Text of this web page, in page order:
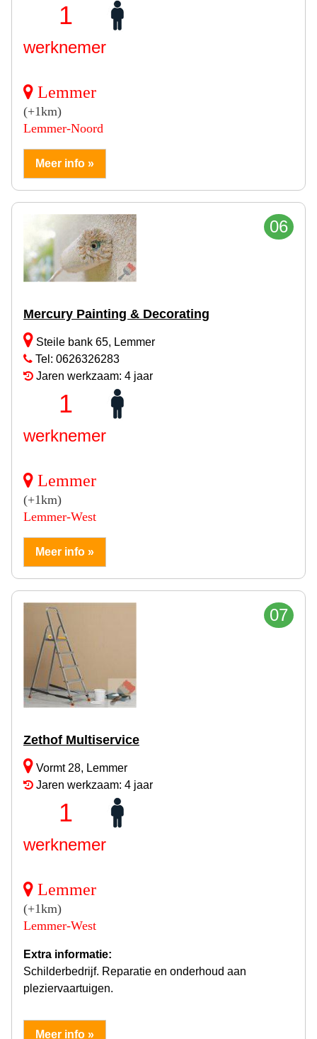
1
werknemer
Lemmer
(+1km)
Lemmer-Noord
Meer info »
06
Mercury Painting & Decorating
Steile bank 65, Lemmer
Tel: 0626326283
Jaren werkzaam: 4 jaar
1
werknemer
Lemmer
(+1km)
Lemmer-West
Meer info »
07
Zethof Multiservice
Vormt 28, Lemmer
Jaren werkzaam: 4 jaar
1
werknemer
Lemmer
(+1km)
Lemmer-West
Extra informatie:
Schilderbedrijf. Reparatie en onderhoud aan
pleziervaartuigen.
Meer info »